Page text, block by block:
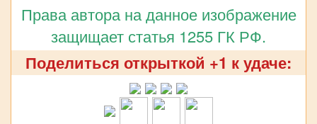
Права автора на данное изображение
защищает статья 1255 ГК РФ.
Поделиться открыткой +1 к удаче: